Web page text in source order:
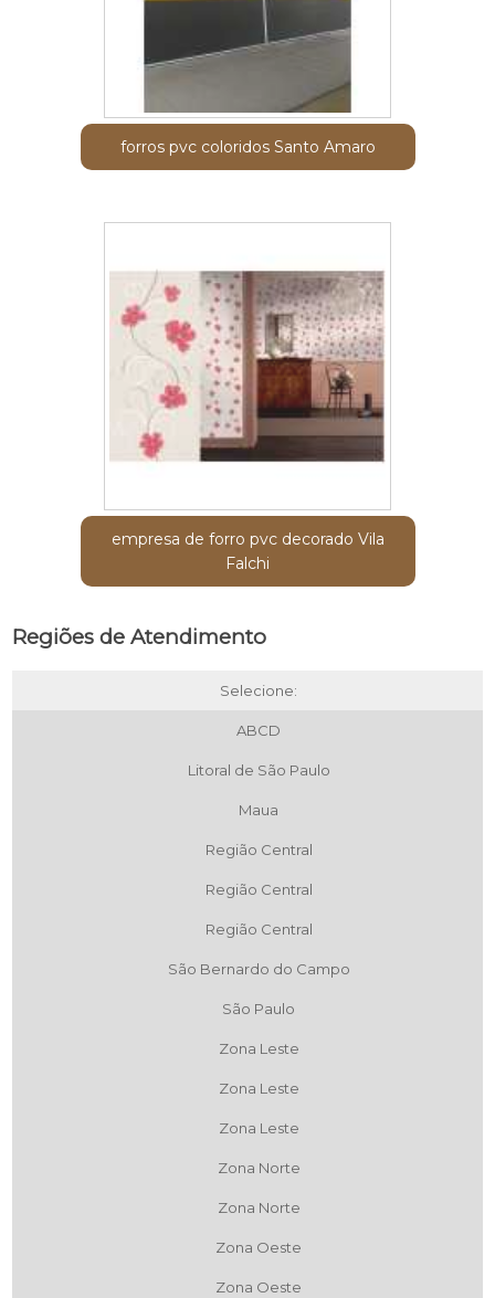
forros pvc coloridos Santo Amaro
empresa de forro pvc decorado Vila
Falchi
Regiões de Atendimento
Selecione:
ABCD
Litoral de São Paulo
Maua
Região Central
Região Central
Região Central
São Bernardo do Campo
São Paulo
Zona Leste
Zona Leste
Zona Leste
Zona Norte
Zona Norte
Zona Oeste
Zona Oeste